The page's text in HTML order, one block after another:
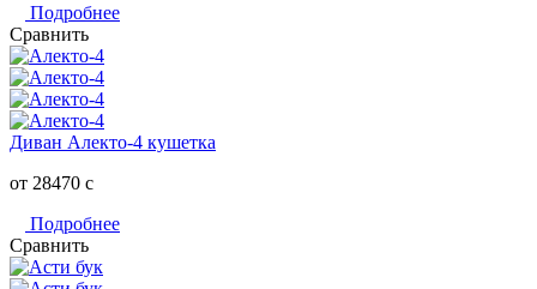
Подробнее
Сравнить
Диван Алекто-4 кушетка
от 28470 c
Подробнее
Сравнить